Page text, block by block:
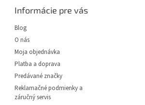
Informácie pre vás
Blog
O nás
Moja objednávka
Platba a doprava
Predávané značky
Reklamačné podmienky a
záručný servis